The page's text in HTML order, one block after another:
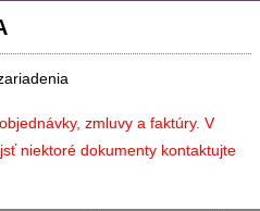
zmluvy a faktúry. V
niektoré dokumenty kontaktujte